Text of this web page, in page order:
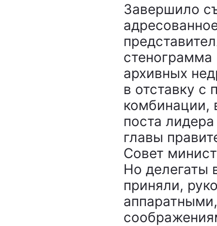
Завершило
стенограмма
архивных
в отставку с
комбинации,
поста
главы
Совет
Но делегаты
приняли,